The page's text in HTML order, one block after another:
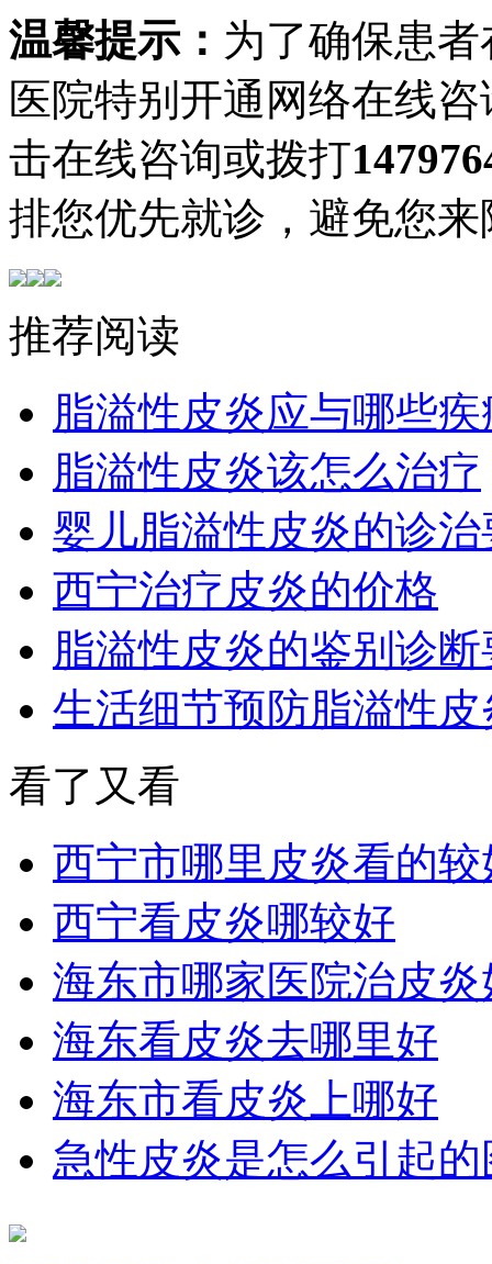
温馨提示： 为了确保患
医院特别开通网络在线
击在线咨询或拨打
排您优先就诊，避免您
推荐阅读
脂溢性皮炎应与哪些
脂溢性皮炎该怎么治疗
婴儿脂溢性皮炎的诊治
西宁治疗皮炎的价格
脂溢性皮炎的鉴别诊
生活细节预防脂溢性
看了又看
西宁市哪里皮炎看的较
西宁看皮炎哪较好
海东市哪家医院治皮炎
海东看皮炎去哪里好
海东市看皮炎上哪好
急性皮炎是怎么引起的